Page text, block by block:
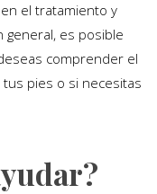
el tratamiento y
general, es posible
comprender el
pies o si necesitas